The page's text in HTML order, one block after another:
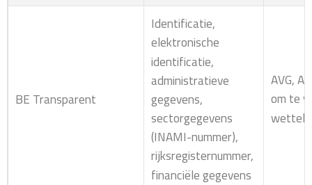
BE Transparent
Identificatie,
elektronische
identificatie,
administratieve
gegevens,
sectorgegevens
(INAMI-nummer),
rijksregisternummer,
financiële gegevens
AVG,
om te